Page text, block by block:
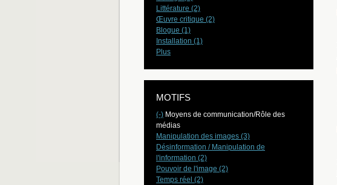
Littérature (2)
Œuvre critique (2)
Blogue (1)
Installation (1)
Plus
MOTIFS
(-) Moyens de communication/Rôle des
médias
Manipulation des images (3)
Désinformation / Manipulation de
l'information (2)
Pouvoir de l'image (2)
Temps réel (2)